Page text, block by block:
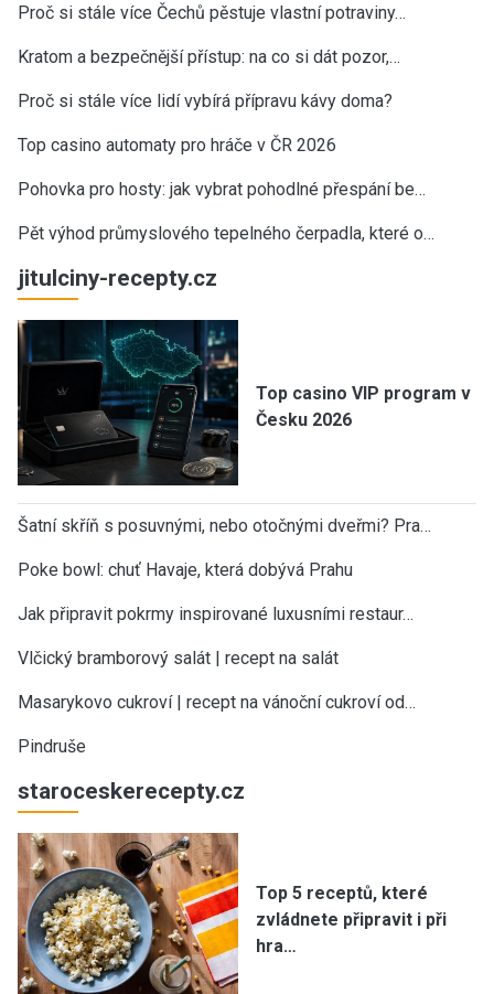
Proč si stále více Čechů pěstuje vlastní potraviny…
Kratom a bezpečnější přístup: na co si dát pozor,…
Proč si stále více lidí vybírá přípravu kávy doma?
Top casino automaty pro hráče v ČR 2026
Pohovka pro hosty: jak vybrat pohodlné přespání be…
Pět výhod průmyslového tepelného čerpadla, které o…
jitulciny-recepty.cz
Top casino VIP program v
Česku 2026
Šatní skříň s posuvnými, nebo otočnými dveřmi? Pra…
Poke bowl: chuť Havaje, která dobývá Prahu
Jak připravit pokrmy inspirované luxusními restaur…
Vlčický bramborový salát | recept na salát
Masarykovo cukroví | recept na vánoční cukroví od…
Pindruše
staroceskerecepty.cz
Top 5 receptů, které
zvládnete připravit i při
hra…